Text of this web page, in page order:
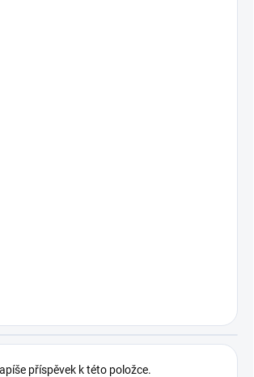
příspěvek k této položce.